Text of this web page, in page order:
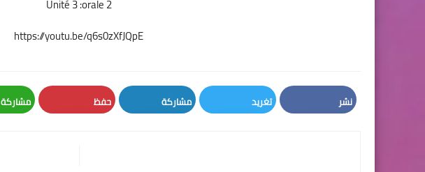
Unité 3 :orale 2
https://youtu.be/q6s0zXfJQpE
نشر تغريد مشاركة حفظ مشاركة